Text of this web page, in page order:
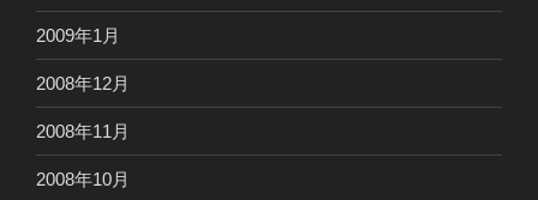
2009年1月
2008年12月
2008年11月
2008年10月